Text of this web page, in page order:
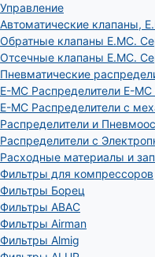
Управление
Автоматические клапаны,
Обратные клапаны E.MC.
Отсечные клапаны E.MC.
Пневматические
E-MC Распределители E-
E-MC Распределители с
Распределители и
Распределители с
Расходные материалы и
Фильтры для компрессоров
Фильтры Борец
Фильтры ABAC
Фильтры Airman
Фильтры Almig